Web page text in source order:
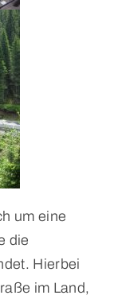
um eine
die
Hierbei
im Land,